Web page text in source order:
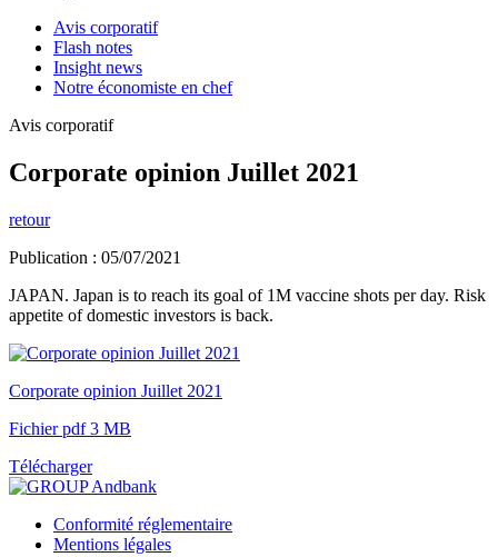
Avis corporatif
Flash notes
Insight news
Notre économiste en chef
Avis corporatif
Corporate opinion Juillet 2021
retour
Publication : 05/07/2021
JAPAN. Japan is to reach its goal of 1M vaccine shots per day. Risk
appetite of domestic investors is back.
Corporate opinion Juillet 2021
Fichier pdf 3 MB
Télécharger
Conformité réglementaire
Mentions légales